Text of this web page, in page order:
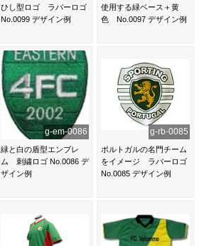
ひし型ロゴ ラバーロゴ
No.0099 デザイン例
使用する緑ベース＋黄
色 No.0097 デザイン例
g-em-0086
緑と白の盾型エンブレ
ム 刺繍ロゴ No.0086 デ
ザイン例
g-rb-0085
ポルトガルの名門チーム
をイメージ ラバーロゴ
No.0085 デザイン例